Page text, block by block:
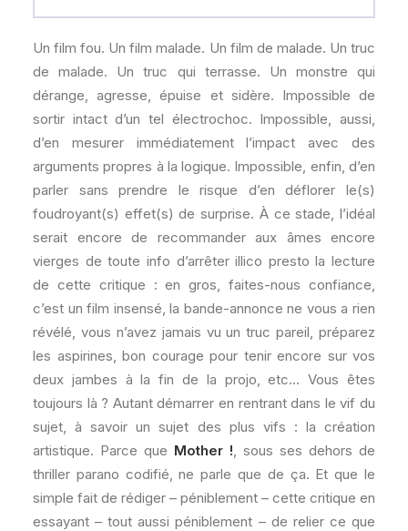
Un film fou. Un film malade. Un film de malade. Un truc
de malade. Un truc qui terrasse. Un monstre qui
dérange, agresse, épuise et sidère. Impossible de
sortir intact d’un tel électrochoc. Impossible, aussi,
d’en mesurer immédiatement l’impact avec des
arguments propres à la logique. Impossible, enfin, d’en
parler sans prendre le risque d’en déflorer le(s)
foudroyant(s) effet(s) de surprise. À ce stade, l’idéal
serait encore de recommander aux âmes encore
vierges de toute info d’arrêter illico presto la lecture
de cette critique : en gros, faites-nous confiance,
c’est un film insensé, la bande-annonce ne vous a rien
révélé, vous n’avez jamais vu un truc pareil, préparez
les aspirines, bon courage pour tenir encore sur vos
deux jambes à la fin de la projo, etc… Vous êtes
toujours là ? Autant démarrer en rentrant dans le vif du
sujet, à savoir un sujet des plus vifs : la création
artistique. Parce que Mother !, sous ses dehors de
thriller parano codifié, ne parle que de ça. Et que le
simple fait de rédiger – péniblement – cette critique en
essayant – tout aussi péniblement – de relier ce que